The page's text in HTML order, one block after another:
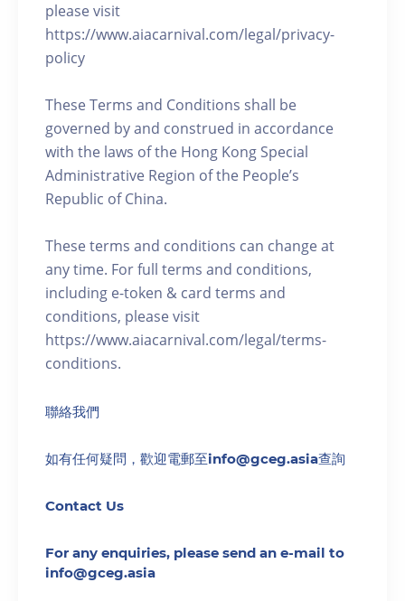
please visit
https://www.aiacarnival.com/legal/privacy-
policy
These Terms and Conditions shall be
governed by and construed in accordance
with the laws of the Hong Kong Special
Administrative Region of the People’s
Republic of China.
These terms and conditions can change at
any time. For full terms and conditions,
including e-token & card terms and
conditions, please visit
https://www.aiacarnival.com/legal/terms-
conditions.
聯絡我們
如有任何疑問，歡迎電郵至info@gceg.asia查詢
Contact Us
For any enquiries, please send an e-mail to
info@gceg.asia